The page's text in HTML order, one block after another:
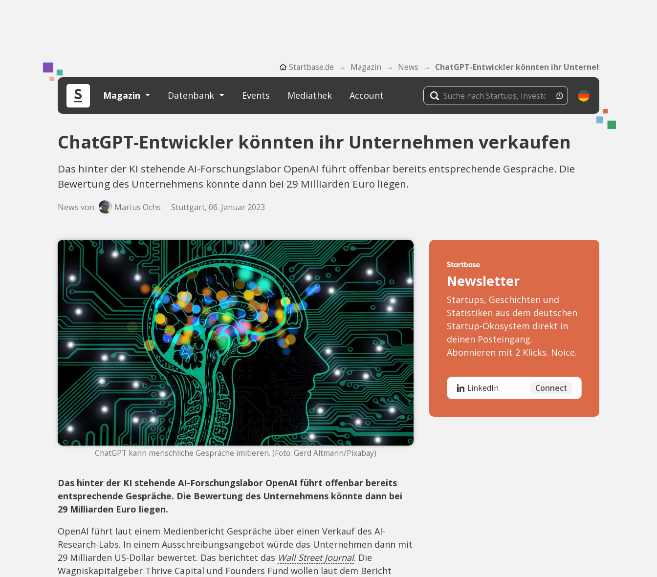
Startbase.de Magazin News ChatGPT-Entwickler könnten ihr Unternehmen...
Magazin Datenbank Events Mediathek Account
ChatGPT-Entwickler könnten ihr Unternehmen verkaufen
Das hinter der KI stehende AI-Forschungslabor OpenAI führt offenbar bereits entsprechende Gespräche. Die
Bewertung des Unternehmens könnte dann bei 29 Milliarden Euro liegen.
News von Marius Ochs · Stuttgart, 06. Januar 2023
ChatGPT kann menschliche Gespräche imitieren. (Foto: Gerd Altmann/Pixabay)
Das hinter der KI stehende AI-Forschungslabor OpenAI führt offenbar bereits
entsprechende Gespräche. Die Bewertung des Unternehmens könnte dann bei
29 Milliarden Euro liegen.
OpenAI führt laut einem Medienbericht Gespräche über einen Verkauf des AI-
Research-Labs. In einem Ausschreibungsangebot würde das Unternehmen dann mit
29 Milliarden US-Dollar bewertet. Das berichtet das Wall Street Journal. Die
Wagniskapitalgeber Thrive Capital und Founders Fund wollen laut dem Bericht
Newsletter
Startups, Geschichten und
Statistiken aus dem deutschen
Startup-Ökosystem direkt in
deinen Posteingang.
Abonnieren mit 2 Klicks. Noice.
LinkedIn Connect